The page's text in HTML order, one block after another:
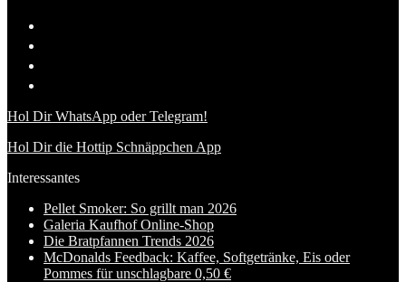
Hol Dir WhatsApp oder Telegram!
Hol Dir die Hottip Schnäppchen App
Interessantes
Pellet Smoker: So grillt man 2026
Galeria Kaufhof Online-Shop
Die Bratpfannen Trends 2026
McDonalds Feedback: Kaffee, Softgetränke, Eis oder
Pommes für unschlagbare 0,50 €